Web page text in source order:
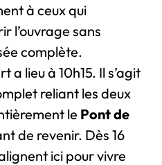
à ceux qui
l’ouvrage sans
complète.
a lieu à 10h15. Il s’agit
reliant les deux
le Pont de
de revenir. Dès 16
ici pour vivre